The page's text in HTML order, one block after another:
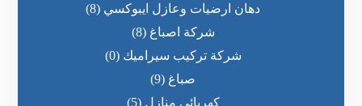
دهان ارضيات وعازل ايبوكسي (8)
شركة اصباغ (8)
شركة تركيب سيراميك (0)
صباغ (9)
كهربائي منازل (5)